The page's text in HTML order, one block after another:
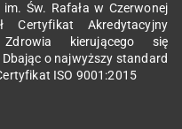
Św. Rafała w Czerwonej
Akredytacyjny
kierującego się
o najwyższy standard
ISO 9001:2015